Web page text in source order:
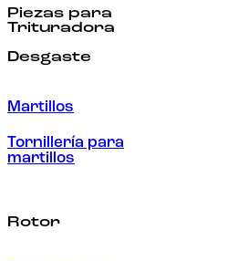
Piezas para
Trituradora
Desgaste
Martillos
Tornillería para
martillos
Rotor